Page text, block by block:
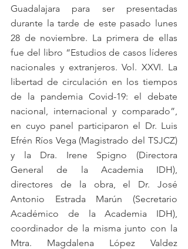
Guadalajara para ser presentadas
durante la tarde de este pasado lunes
28 de noviembre. La primera de ellas
fue del libro “Estudios de casos líderes
nacionales y extranjeros. Vol. XXVI. La
libertad de circulación en los tiempos
de la pandemia Covid-19: el debate
nacional, internacional y comparado”,
en cuyo panel participaron el Dr. Luis
Efrén Ríos Vega (Magistrado del TSJCZ)
y la Dra. Irene Spigno (Directora
General de la Academia IDH),
directores de la obra, el Dr. José
Antonio Estrada Marún (Secretario
Académico de la Academia IDH),
coordinador de la misma junto con la
Mtra. Magdalena López Valdez